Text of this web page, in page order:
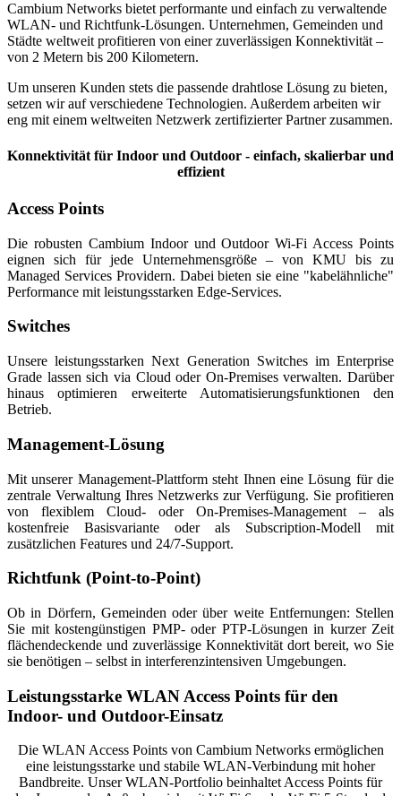
Cambium Networks bietet performante und einfach zu verwaltende
WLAN- und Richtfunk-Lösungen. Unternehmen, Gemeinden und
Städte weltweit profitieren von einer zuverlässigen Konnektivität –
von 2 Metern bis 200 Kilometern.
Um unseren Kunden stets die passende drahtlose Lösung zu bieten,
setzen wir auf verschiedene Technologien. Außerdem arbeiten wir
eng mit einem weltweiten Netzwerk zertifizierter Partner zusammen.
Konnektivität für Indoor und Outdoor - einfach, skalierbar und
effizient
Access Points
Die robusten Cambium Indoor und Outdoor Wi-Fi Access Points
eignen sich für jede Unternehmensgröße – von KMU bis zu
Managed Services Providern. Dabei bieten sie eine "kabelähnliche"
Performance mit leistungsstarken Edge-Services.
Switches
Unsere leistungsstarken Next Generation Switches im Enterprise
Grade lassen sich via Cloud oder On-Premises verwalten. Darüber
hinaus optimieren erweiterte Automatisierungsfunktionen den
Betrieb.
Management-Lösung
Mit unserer Management-Plattform steht Ihnen eine Lösung für die
zentrale Verwaltung Ihres Netzwerks zur Verfügung. Sie profitieren
von flexiblem Cloud- oder On-Premises-Management – als
kostenfreie Basisvariante oder als Subscription-Modell mit
zusätzlichen Features und 24/7-Support.
Richtfunk (Point-to-Point)
Ob in Dörfern, Gemeinden oder über weite Entfernungen: Stellen
Sie mit kostengünstigen PMP- oder PTP-Lösungen in kurzer Zeit
flächendeckende und zuverlässige Konnektivität dort bereit, wo Sie
sie benötigen – selbst in interferenzintensiven Umgebungen.
Leistungsstarke WLAN Access Points für den
Indoor- und Outdoor-Einsatz
Die WLAN Access Points von Cambium Networks ermöglichen
eine leistungsstarke und stabile WLAN-Verbindung mit hoher
Bandbreite. Unser WLAN-Portfolio beinhaltet Access Points für